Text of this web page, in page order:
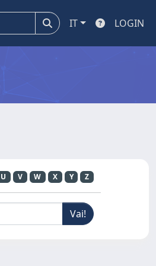
IT LOGIN
U V W X Y Z